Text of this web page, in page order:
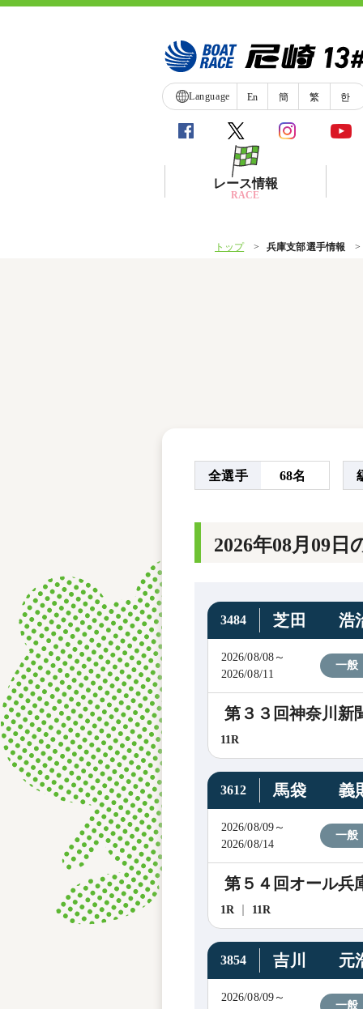
Language En 簡 繁 한
レース情報
RACE
ボートデータ
トップ 兵庫支部選手情報
全選手 68名
2026年08月09日
3484 芝田 浩
2026/08/08～
2026/08/11
一般
第３３回神奈川新
11R
3612 馬袋 義
2026/08/09～
2026/08/14
一般
第５４回オール兵
1R 11R
3854 吉川 元
2026/08/09～
一般